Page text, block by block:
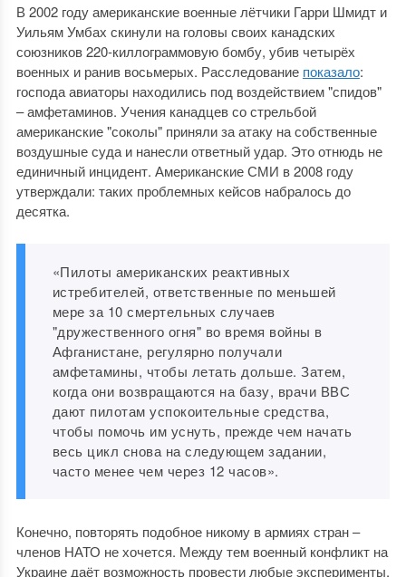
В 2002 году американские военные лётчики Гарри Шмидт и
Уильям Умбах скинули на головы своих канадских
союзников 220-киллограммовую бомбу, убив четырёх
военных и ранив восьмерых. Расследование показало:
господа авиаторы находились под воздействием "спидов"
– амфетаминов. Учения канадцев со стрельбой
американские "соколы" приняли за атаку на собственные
воздушные суда и нанесли ответный удар. Это отнюдь не
единичный инцидент. Американские СМИ в 2008 году
утверждали: таких проблемных кейсов набралось до
десятка.
«Пилоты американских реактивных
истребителей, ответственные по меньшей
мере за 10 смертельных случаев
"дружественного огня" во время войны в
Афганистане, регулярно получали
амфетамины, чтобы летать дольше. Затем,
когда они возвращаются на базу, врачи ВВС
дают пилотам успокоительные средства,
чтобы помочь им уснуть, прежде чем начать
весь цикл снова на следующем задании,
часто менее чем через 12 часов».
Конечно, повторять подобное никому в армиях стран –
членов НАТО не хочется. Между тем военный конфликт на
Украине даёт возможность провести любые эксперименты,